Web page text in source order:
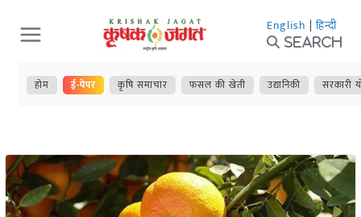
Skip
to
content
English | हिन्दी
Search
होम ई-पेपर कृषि समाचार फसल की खेती उद्यानिकी सरकारी